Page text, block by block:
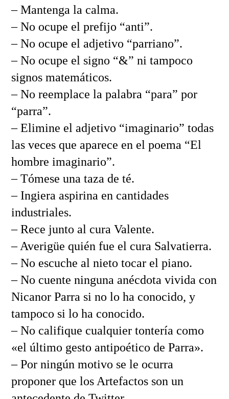
– Mantenga la calma.
– No ocupe el prefijo “anti”.
– No ocupe el adjetivo “parriano”.
– No ocupe el signo “&” ni tampoco
signos matemáticos.
– No reemplace la palabra “para” por
“parra”.
– Elimine el adjetivo “imaginario” todas
las veces que aparece en el poema “El
hombre imaginario”.
– Tómese una taza de té.
– Ingiera aspirina en cantidades
industriales.
– Rece junto al cura Valente.
– Averigüe quién fue el cura Salvatierra.
– No escuche al nieto tocar el piano.
– No cuente ninguna anécdota vivida con
Nicanor Parra si no lo ha conocido, y
tampoco si lo ha conocido.
– No califique cualquier tontería como
«el último gesto antipoético de Parra».
– Por ningún motivo se le ocurra
proponer que los Artefactos son un